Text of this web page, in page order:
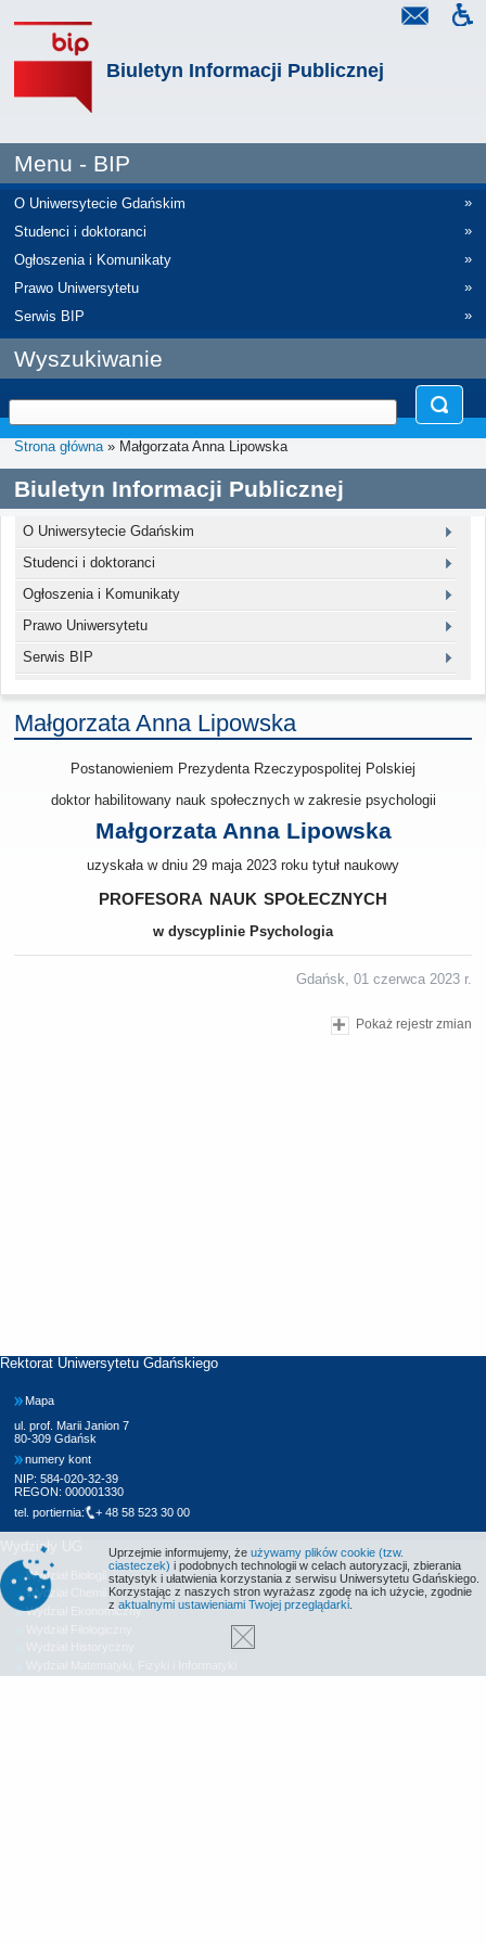
Biuletyn Informacji Publicznej
Menu - BIP
O Uniwersytecie Gdańskim
»
Studenci i doktoranci
»
Ogłoszenia i Komunikaty
»
Prawo Uniwersytetu
»
Serwis BIP
»
Wyszukiwanie
Strona główna» Małgorzata Anna Lipowska
Biuletyn Informacji Publicznej
O Uniwersytecie Gdańskim
Studenci i doktoranci
Ogłoszenia i Komunikaty
Prawo Uniwersytetu
Serwis BIP
Małgorzata Anna Lipowska
Postanowieniem Prezydenta Rzeczypospolitej Polskiej
doktor habilitowany nauk społecznych w zakresie psychologii
Małgorzata Anna Lipowska
uzyskała w dniu 29 maja 2023 roku tytuł naukowy
profesora nauk społecznych
w dyscyplinie Psychologia
Gdańsk, 01 czerwca 2023 r.
Pokaż rejestr zmian
Rektorat Uniwersytetu Gdańskiego
Mapa
ul. prof. Marii Janion 7
80-309 Gdańsk
numery kont
NIP: 584-020-32-39
REGON: 000001330
tel. portiernia:
+ 48 58 523 30 00
Wydziały UG
Wydział Biologii
Wydział Chemii
Wydział Ekonomiczny
Uprzejmie informujemy, że używamy plików cookie (tzw.
ciasteczek) i podobnych technologii w celach autoryzacji, zbierania
statystyk i ułatwienia korzystania z serwisu Uniwersytetu Gdańskiego.
Korzystając z naszych stron wyrażasz zgodę na ich użycie, zgodnie
z aktualnymi ustawieniami Twojej przeglądarki